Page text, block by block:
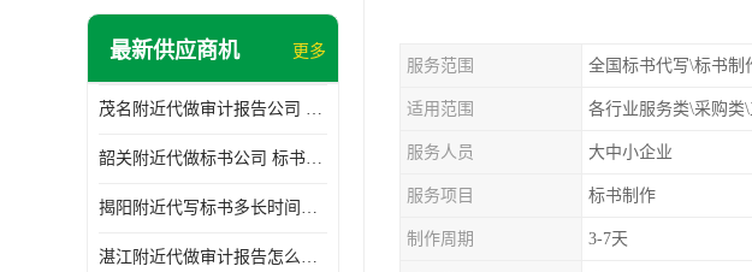
最新供应商机 更多
茂名附近代做审计报告公司 投标书怎么做
韶关附近代做标书公司 标书制作周期快
揭阳附近代写标书多长时间做好 投标书怎么做
湛江附近代做审计报告怎么收费 一对一服务
服务范围 全国标书代写\标书制
适用范围 各行业服务类\采购类
服务人员 大中小企业
服务项目 标书制作
制作周期 3-7天